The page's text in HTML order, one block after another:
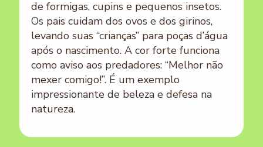
de formigas, cupins e pequenos insetos.
Os pais cuidam dos ovos e dos girinos,
levando suas “crianças” para poças d’água
após o nascimento. A cor forte funciona
como aviso aos predadores: “Melhor não
mexer comigo!”. É um exemplo
impressionante de beleza e defesa na
natureza.